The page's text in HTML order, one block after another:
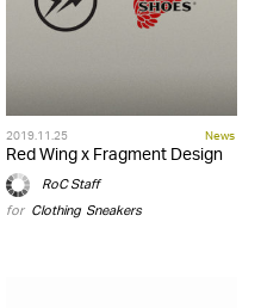
2019.11.25 News
Red Wing x Fragment Design
RoC Staff
for Clothing,Sneakers